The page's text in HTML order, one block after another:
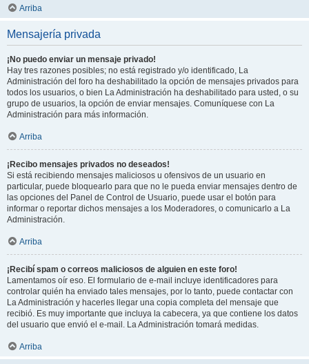
Arriba
Mensajería privada
¡No puedo enviar un mensaje privado!
Hay tres razones posibles; no está registrado y/o identificado, La
Administración del foro ha deshabilitado la opción de mensajes privados para
todos los usuarios, o bien La Administración ha deshabilitado para usted, o su
grupo de usuarios, la opción de enviar mensajes. Comuníquese con La
Administración para más información.
Arriba
¡Recibo mensajes privados no deseados!
Si está recibiendo mensajes maliciosos u ofensivos de un usuario en
particular, puede bloquearlo para que no le pueda enviar mensajes dentro de
las opciones del Panel de Control de Usuario, puede usar el botón para
informar o reportar dichos mensajes a los Moderadores, o comunicarlo a La
Administración.
Arriba
¡Recibí spam o correos maliciosos de alguien en este foro!
Lamentamos oír eso. El formulario de e-mail incluye identificadores para
controlar quién ha enviado tales mensajes, por lo tanto, puede contactar con
La Administración y hacerles llegar una copia completa del mensaje que
recibió. Es muy importante que incluya la cabecera, ya que contiene los datos
del usuario que envió el e-mail. La Administración tomará medidas.
Arriba